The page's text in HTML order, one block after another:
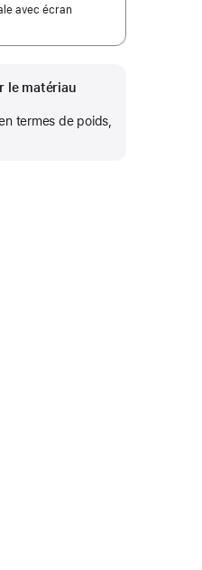
avec écran
le matériau
termes de poids,